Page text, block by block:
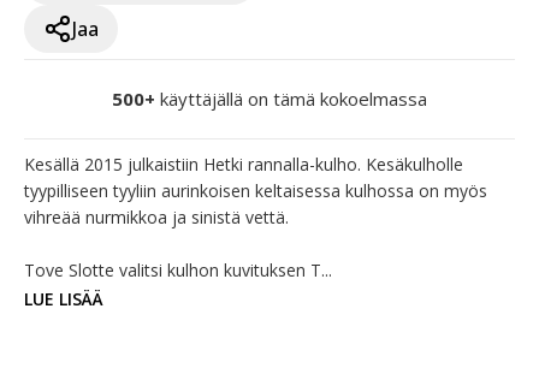
Jaa
500+ käyttäjällä on tämä kokoelmassa
Kesällä 2015 julkaistiin Hetki rannalla-kulho. Kesäkulholle
tyypilliseen tyyliin aurinkoisen keltaisessa kulhossa on myös
vihreää nurmikkoa ja sinistä vettä.
Tove Slotte valitsi kulhon kuvituksen T...
LUE LISÄÄ